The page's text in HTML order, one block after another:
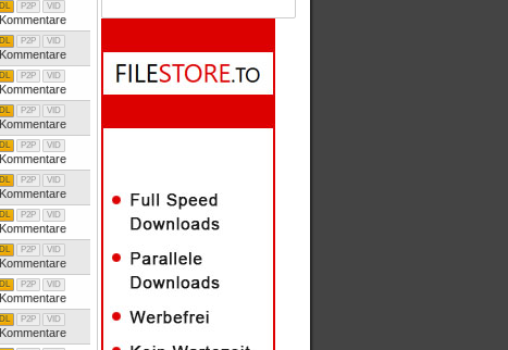
VID
P2P
Kommentare
VID
P2P
Kommentare
VID
P2P
Kommentare
VID
P2P
Kommentare
VID
P2P
Kommentare
VID
P2P
Kommentare
VID
P2P
Kommentare
VID
P2P
Kommentare
VID
P2P
Kommentare
VID
P2P
Kommentare